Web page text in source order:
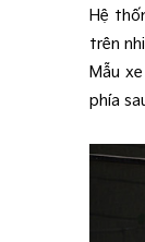
Hệ
trên
Mẫu
phía